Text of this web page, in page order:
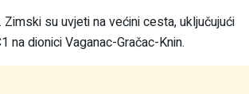
Zimski su uvjeti na većini cesta, uključujući
na dionici Vaganac-Gračac-Knin.